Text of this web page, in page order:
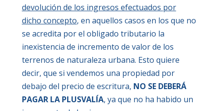
devolución de los ingresos efectuados por
dicho concepto, en aquellos casos en los que no
se acredita por el obligado tributario la
inexistencia de incremento de valor de los
terrenos de naturaleza urbana. Esto quiere
decir, que si vendemos una propiedad por
debajo del precio de escritura, NO SE DEBERÁ
PAGAR LA PLUSVALÍA, ya que no ha habido un